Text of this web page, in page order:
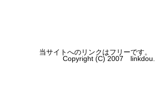
当サイトへのリンクはフリーです
Copyright (C) 2007